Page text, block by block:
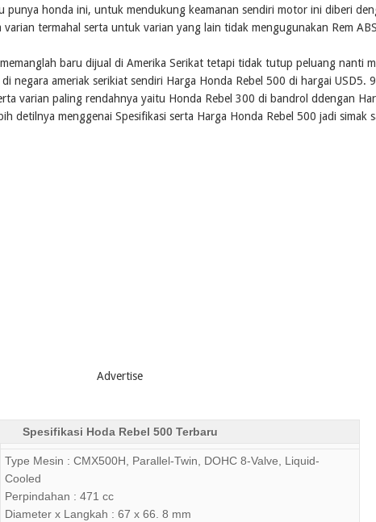
punya honda ini, untuk mendukung keamanan sendiri motor ini diberi
termahal serta untuk varian yang lain tidak mengugunakan Rem
baru dijual di Amerika Serikat tetapi tidak tutup peluang nanti
negara ameriak serikiat sendiri Harga Honda Rebel 500 di hargai USD5.
varian paling rendahnya yaitu Honda Rebel 300 di bandrol ddengan
detilnya menggenai Spesifikasi serta Harga Honda Rebel 500 jadi simak
Advertise
Spesifikasi Hoda Rebel 500 Terbaru
Type Mesin : CMX500H, Parallel-Twin, DOHC 8-Valve, Liquid-
Cooled
Perpindahan : 471 cc
Diameter x Langkah : 67 x 66. 8 mm